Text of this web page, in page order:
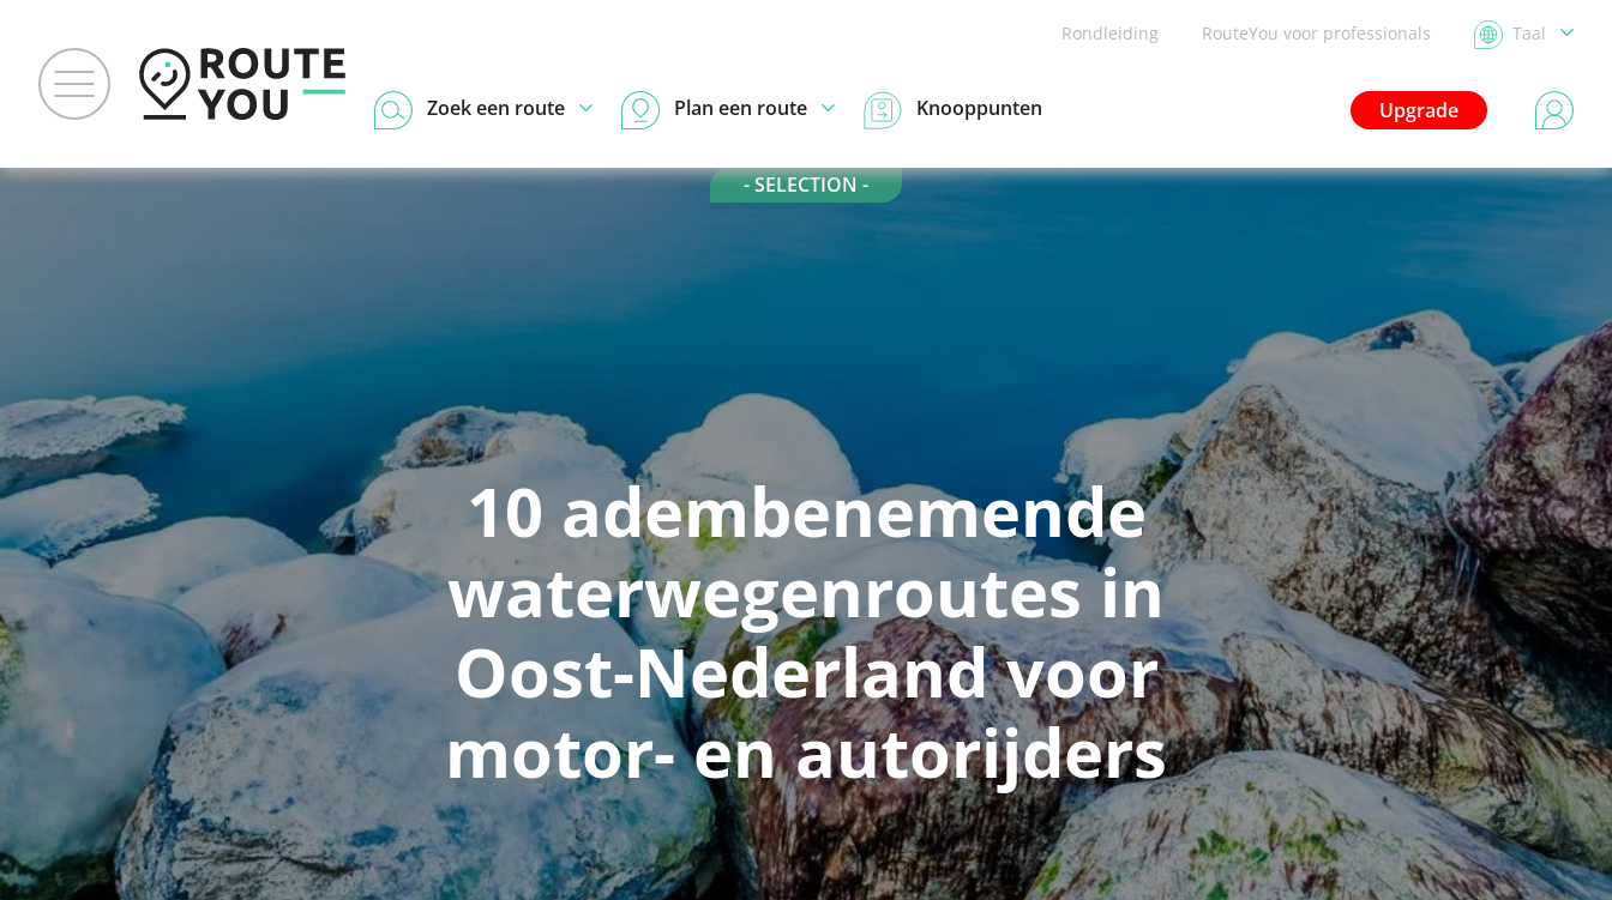
Rondleiding RouteYou voor professionals Taal
Upgrade
Zoek een route Plan een route Knooppunten
- SELECTION -
10 adembenemende
waterwegenroutes in
Oost-Nederland voor
motor- en autorijders